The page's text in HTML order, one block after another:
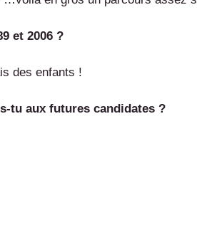
et 2006 ?
des enfants !
tu aux futures candidates ?